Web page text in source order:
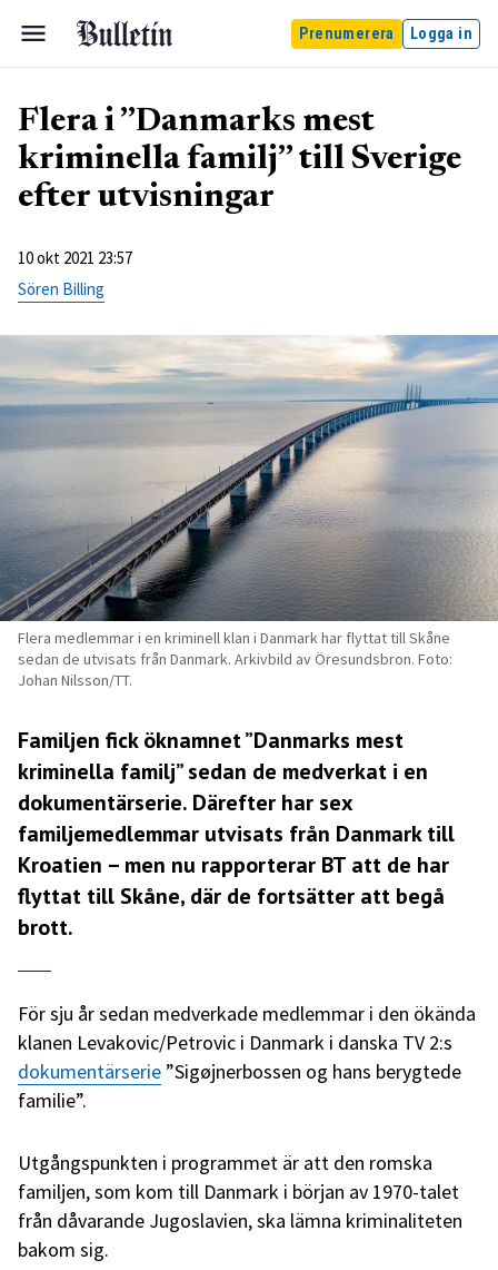
Prenumerera Logga in
Flera i ”Danmarks mest
kriminella familj” till Sverige
efter utvisningar
10 okt 2021 23:57
Sören Billing
Flera medlemmar i en kriminell klan i Danmark har flyttat till Skåne
sedan de utvisats från Danmark. Arkivbild av Öresundsbron. Foto:
Johan Nilsson/TT.
Familjen fick öknamnet ”Danmarks mest
kriminella familj” sedan de medverkat i en
dokumentärserie. Därefter har sex
familjemedlemmar utvisats från Danmark till
Kroatien – men nu rapporterar BT att de har
flyttat till Skåne, där de fortsätter att begå
brott.
För sju år sedan medverkade medlemmar i den ökända
klanen Levakovic/Petrovic i Danmark i danska TV 2:s
dokumentärserie”Sigøjnerbossen og hans berygtede
familie”.
Utgångspunkten i programmet är att den romska
familjen, som kom till Danmark i början av 1970-talet
från dåvarande Jugoslavien, ska lämna kriminaliteten
bakom sig.